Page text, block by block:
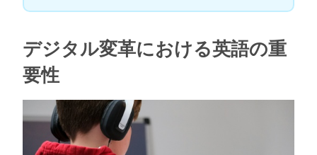
デジタル変革における英語の重
要性